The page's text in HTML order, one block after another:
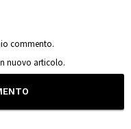
commento.
nuovo articolo.